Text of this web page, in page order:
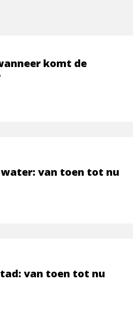
komt de
van toen tot nu
van toen tot nu